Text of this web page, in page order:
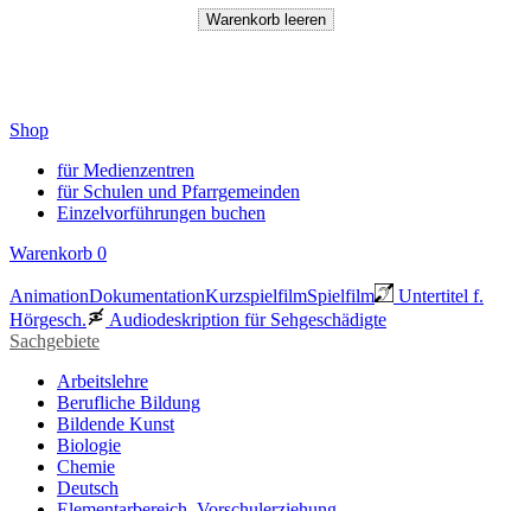
Shop
für Medienzentren
für Schulen und Pfarrgemeinden
Einzelvorführungen buchen
Warenkorb 0
AnimationDokumentationKurzspielfilmSpielfilm
Untertitel f.
Hörgesch.
Audiodeskription für Sehgeschädigte
Sachgebiete
Arbeitslehre
Berufliche Bildung
Bildende Kunst
Biologie
Chemie
Deutsch